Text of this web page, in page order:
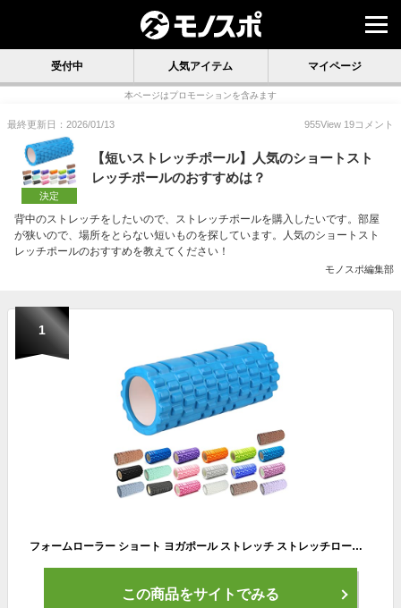
受付中 人気アイテム マイページ
本ページはプロモーションを含みます
最終更新日：2026/01/13 955View 19コメント
決定
【短いストレッチポール】人気のショートスト
レッチポールのおすすめは？
背中のストレッチをしたいので、ストレッチポールを購入したいです。部屋
が狭いので、場所をとらない短いものを探しています。人気のショートスト
レッチポールのおすすめを教えてください！
モノスポ編集部
1
フォームローラー ショート ヨガポール ストレッチ ストレッチローラー ポールエクササイズ マッサージ ヨガポール ヨガローラー 筋膜リリース 筋膜ローラー ローラー 筋膜 猫背 リリース ピラティス 体幹 ダイエット トレーニング (ライトブルー)
この商品をサイトでみる